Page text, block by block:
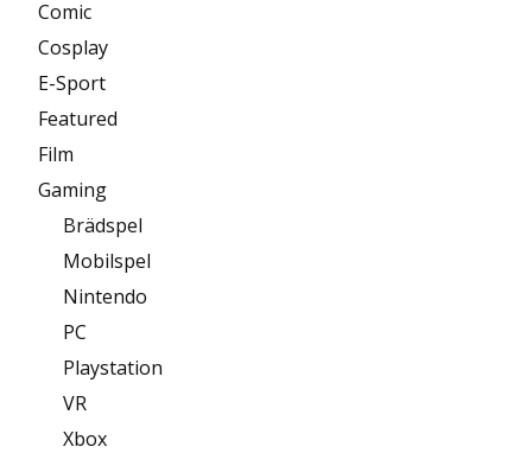
Comic
Cosplay
E-Sport
Featured
Film
Gaming
Brädspel
Mobilspel
Nintendo
PC
Playstation
VR
Xbox